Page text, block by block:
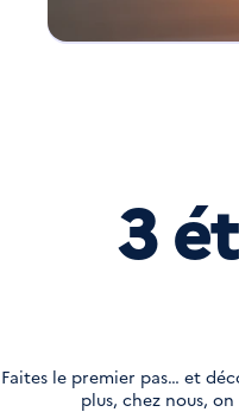
3
Faites le premier pas… et
plus, chez nous,